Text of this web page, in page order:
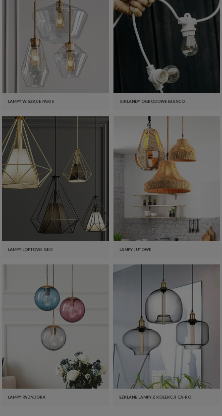
LAMPY WISZĄCE PARIS GIRLANDY OGRODOWE BIANCO
LAMPY LOFTOWE GEO LAMPY JUTOWE
LAMPY PADNDORA SZKLANE LAMPY Z KOLEKCJI CAIRO